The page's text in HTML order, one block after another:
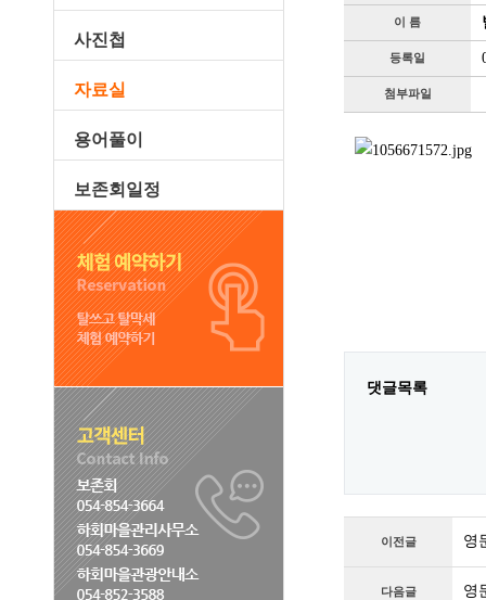
사진첩
자료실
용어풀이
보존회일정
이 름
등록일
첨부파일
댓글목록
이전글 영
다음글 영